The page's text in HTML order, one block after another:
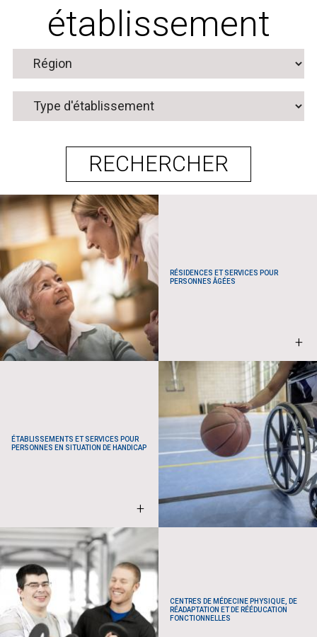
établissement
RÉSIDENCES ET SERVICES POUR
PERSONNES ÂGÉES
+
ÉTABLISSEMENTS ET SERVICES POUR
PERSONNES EN SITUATION DE HANDICAP
+
CENTRES DE MÉDECINE PHYSIQUE, DE
RÉADAPTATION ET DE RÉÉDUCATION
FONCTIONNELLES